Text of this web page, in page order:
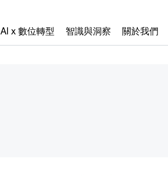
AI x 數位轉型 智識與洞察 關於我們